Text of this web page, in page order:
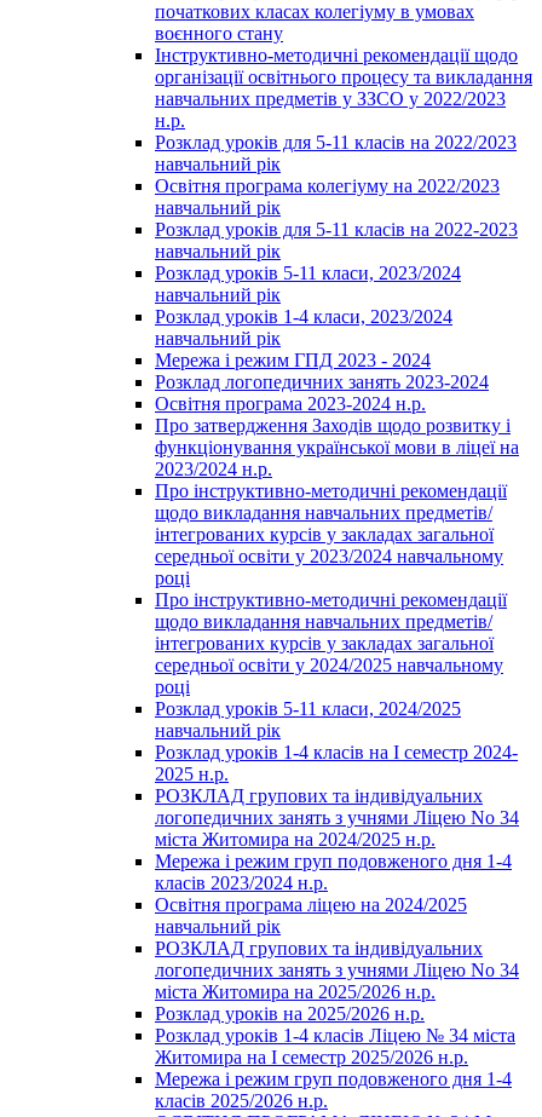
початкових класах колегіуму в умовах
воєнного стану
Інструктивно-методичні рекомендації щодо
організації освітнього процесу та викладання
навчальних предметів у ЗЗСО у 2022/2023
н.р.
Розклад уроків для 5-11 класів на 2022/2023
навчальний рік
Освітня програма колегіуму на 2022/2023
навчальний рік
Розклад уроків для 5-11 класів на 2022-2023
навчальний рік
Розклад уроків 5-11 класи, 2023/2024
навчальний рік
Розклад уроків 1-4 класи, 2023/2024
навчальний рік
Мережа і режим ГПД 2023 - 2024
Розклад логопедичних занять 2023-2024
Освітня програма 2023-2024 н.р.
Про затвердження Заходів щодо розвитку і
функціонування української мови в ліцеї на
2023/2024 н.р.
Про інструктивно-методичні рекомендації
щодо викладання навчальних предметів/
інтегрованих курсів у закладах загальної
середньої освіти у 2023/2024 навчальному
році
Про інструктивно-методичні рекомендації
щодо викладання навчальних предметів/
інтегрованих курсів у закладах загальної
середньої освіти у 2024/2025 навчальному
році
Розклад уроків 5-11 класи, 2024/2025
навчальний рік
Розклад уроків 1-4 класів на І семестр 2024-
2025 н.р.
РОЗКЛАД групових та індивідуальних
логопедичних занять з учнями Ліцею No 34
міста Житомира на 2024/2025 н.р.
Мережа і режим груп подовженого дня 1-4
класів 2023/2024 н.р.
Освітня програма ліцею на 2024/2025
навчальний рік
РОЗКЛАД групових та індивідуальних
логопедичних занять з учнями Ліцею No 34
міста Житомира на 2025/2026 н.р.
Розклад уроків на 2025/2026 н.р.
Розклад уроків 1-4 класів Ліцею № 34 міста
Житомира на І семестр 2025/2026 н.р.
Мережа і режим груп подовженого дня 1-4
класів 2025/2026 н.р.